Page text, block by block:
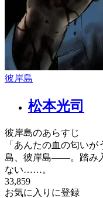
彼岸島
松本光司
彼岸島のあらすじ
「あんたの血の匂い
島、彼岸島――。踏み
ない……。
33,859
お気に入りに登録